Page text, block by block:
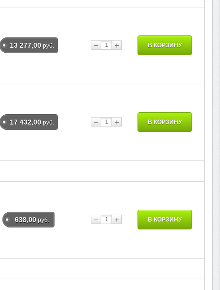
13 277,00 руб. − + В КОРЗИНУ
17 432,00 руб. − + В КОРЗИНУ
638,00 руб. − + В КОРЗИНУ